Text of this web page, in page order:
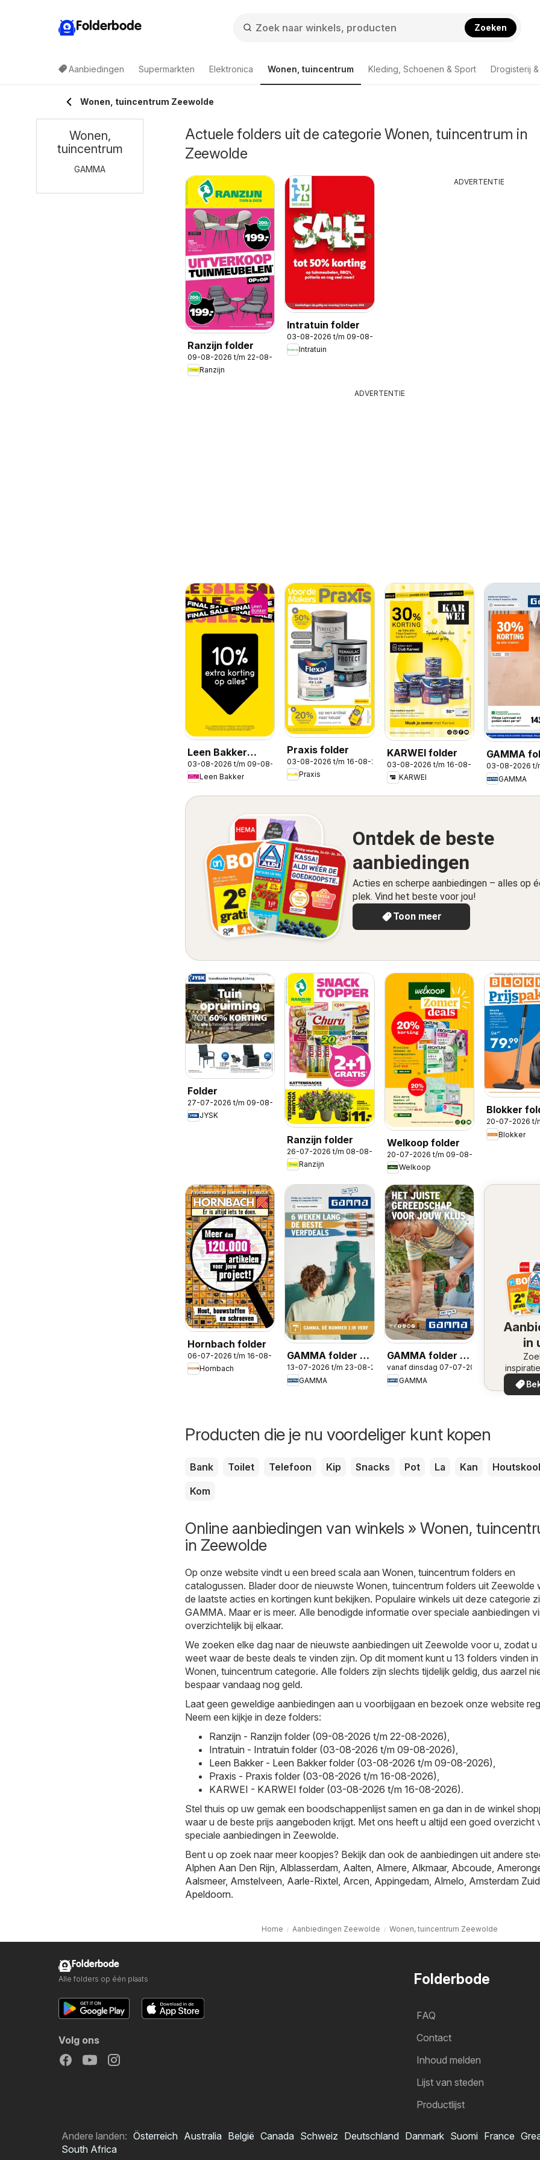
Folderbode Zoeken
Aanbiedingen Supermarkten Elektronica Wonen, tuincentrum Kleding, Schoenen & Sport Drogisterij
Wonen, tuincentrum Zeewolde
Actuele folders uit de categorie Wonen, tuincentrum in
Zeewolde
Ranzijn folder
09-08-2026 t/m 22-08-2026
Ranzijn
Intratuin folder
03-08-2026 t/m 09-08-2026
Intratuin
ADVERTENTIE
ADVERTENTIE
Leen Bakker
folder
03-08-2026 t/m 09-08-2026
Leen Bakker
Praxis folder
03-08-2026 t/m 16-08-2026
Praxis
KARWEI folder
03-08-2026 t/m 16-08-2026
KARWEI
GAMMA
03-08-2026 t/
GAMMA
Ontdek de beste
aanbiedingen
Acties en scherpe aanbiedingen – alles op
plek. Vind het beste voor jou!
Toon meer
Folder
27-07-2026 t/m 09-08-2026
JYSK
Ranzijn folder
26-07-2026 t/m 08-08-2026
Ranzijn
Welkoop folder
20-07-2026 t/m 09-08-2026
Welkoop
Blokker
20-07-2026 t/
Blokker
Hornbach folder
06-07-2026 t/m 16-08-2026
Hornbach
GAMMA folder -
De nummer 1 in
verf
13-07-2026 t/m 23-08-2026
GAMMA
GAMMA folder -
Gereedschap
special
vanaf dinsdag 07-07-2026
GAMMA
in
de
in uw
Producten die je nu voordeliger kunt kopen
Bank Toilet Telefoon Kip Snacks Pot La Kan
Houtskool
Kom
Online aanbiedingen van winkels » Wonen,
in Zeewolde
Op onze website vindt u een breed scala aan Wonen, tuincentrum folders en
catalogussen. Blader door de nieuwste Wonen, tuincentrum folders uit Zeewolde
de laatste acties en kortingen kunt bekijken. Populaire winkels uit deze categorie
GAMMA. Maar er is meer. Alle benodigde informatie over speciale aanbiedingen
overzichtelijk bij elkaar.
We zoeken elke dag naar de nieuwste aanbiedingen uit Zeewolde voor u, zodat u
weet waar de beste deals te vinden zijn. Op dit moment kunt u 13 folders vinden
Wonen, tuincentrum categorie. Alle folders zijn slechts tijdelijk geldig, dus aarzel
bespaar vandaag nog geld.
Laat geen geweldige aanbiedingen aan u voorbijgaan en bezoek onze website
Neem een kijkje in deze folders:
Ranzijn - Ranzijn folder (09-08-2026 t/m 22-08-2026),
Intratuin - Intratuin folder (03-08-2026 t/m 09-08-2026),
Leen Bakker - Leen Bakker folder (03-08-2026 t/m 09-08-2026),
Praxis - Praxis folder (03-08-2026 t/m 16-08-2026),
KARWEI - KARWEI folder (03-08-2026 t/m 16-08-2026).
Stel thuis op uw gemak een boodschappenlijst samen en ga dan in de winkel
waar u de beste prijs aangeboden krijgt. Met ons heeft u altijd een goed overzicht
speciale aanbiedingen in Zeewolde.
Bent u op zoek naar meer koopjes? Bekijk dan ook de aanbiedingen uit andere
Alphen Aan Den Rijn, Alblasserdam, Aalten, Almere, Alkmaar, Abcoude,
Aalsmeer, Amstelveen, Aarle-Rixtel, Arcen, Appingedam, Almelo, Amsterdam
Apeldoorn.
Home Aanbiedingen Zeewolde Wonen, tuincentrum Zeewolde
Wonen,
tuincentrum
GAMMA
Folderbode
FAQ
Contact
Inhoud melden
Lijst van steden
Productlijst
Folderbode
Alle folders op één plaats
Volg ons
Andere landen: Österreich Australia België Canada Schweiz Deutschland Danmark Suomi France
South Africa